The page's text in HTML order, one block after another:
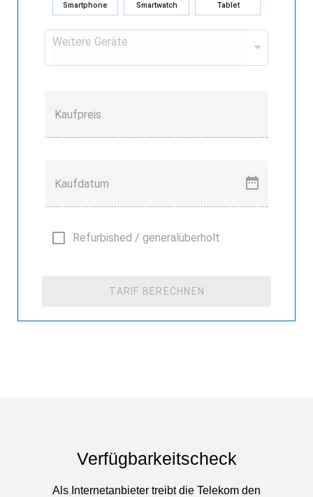
Smartphone Smartwatch Tablet
Weitere Geräte
Kaufpreis
Kaufdatum
Refurbished / generalüberholt
TARIF BERECHNEN
Verfügbarkeitscheck
Als Internetanbieter treibt die Telekom den